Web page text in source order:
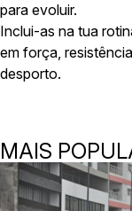
para evoluir.
Inclui-as na tua
em força,
desporto.
MAIS